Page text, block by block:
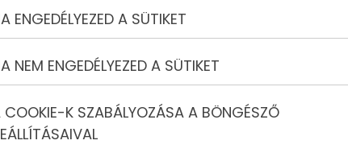
fölött, addig délutánra feltámad a passzátszél és
nyaralni vágyó vendégét, hiszen bőségesen találni
ENGEDÉLYEZED A SÜTIKET
NEM ENGEDÉLYEZED A SÜTIKET
COOKIE-K SZABÁLYOZÁSA A BÖNGÉSZŐ